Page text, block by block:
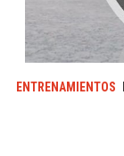
ENTRENAMIENTOS